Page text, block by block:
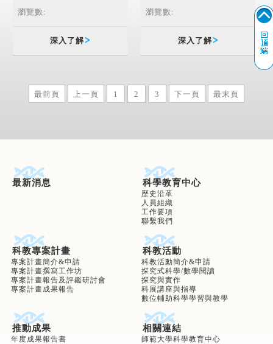
瀏覽數:
深入了解
瀏覽數:
深入了解
最前頁 上一頁 1 2 3 下一頁 最末頁
最新消息 科學教育中心
歷史沿革
人員組織
工作要項
聯繫我們
科教專案計畫
專案計畫簡介&申請
專案計畫撰寫工作坊
專案計畫報告及評鑑研討會
專案計畫成果報告
科教活動
科教活動簡介&申請
探究式科學/數學閱讀
探究與實作
科展講座與指導
數位輔助科學學習與教學
推動成果
年度成果報告書
相關連結
師範大學科學教育中心